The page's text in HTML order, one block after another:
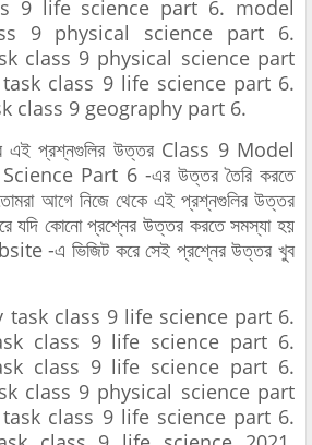
9 life science part 6. model
9 physical science part 6.
class 9 physical science part
class 9 life science part 6.
class 9 geography part 6.
প্রশ্নগুলির উত্তর Class 9 Model
Part 6 -এর উত্তর তৈরি করতে
আগে নিজে থেকে এই প্রশ্নগুলির উত্তর
যদি কোনো প্রশ্নের উত্তর করতে সমস্যা হয়
-এ ভিজিট করে সেই প্রশ্নের উত্তর খুব
class 9 life science part 6.
class 9 life science part 6.
class 9 life science part 6.
class 9 physical science part
class 9 life science part 6.